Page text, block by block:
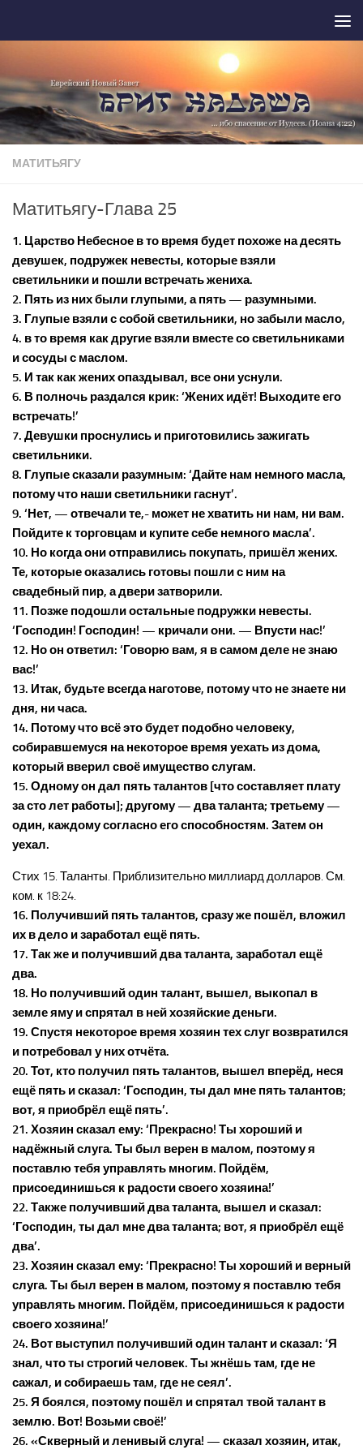
МАТИТЬЯГУ
Матитьягу-Глава 25
1. Царство Небесное в то время будет похоже на десять
девушек, подружек невесты, которые взяли
светильники и пошли встречать жениха.
2. Пять из них были глупыми, а пять — разумными.
3. Глупые взяли с собой светильники, но забыли масло,
4. в то время как другие взяли вместе со светильниками
и сосуды с маслом.
5. И так как жених опаздывал, все они уснули.
6. В полночь раздался крик: ‘Жених идёт! Выходите его
встречать!’
7. Девушки проснулись и приготовились зажигать
светильники.
8. Глупые сказали разумным: ‘Дайте нам немного масла,
потому что наши светильники гаснут’.
9. ‘Нет, — отвечали те,- может не хватить ни нам, ни вам.
Пойдите к торговцам и купите себе немного масла’.
10. Но когда они отправились покупать, пришёл жених.
Те, которые оказались готовы пошли с ним на
свадебный пир, а двери затворили.
11. Позже подошли остальные подружки невесты.
‘Господин! Господин! — кричали они. — Впусти нас!’
12. Но он ответил: ‘Говорю вам, я в самом деле не знаю
вас!’
13. Итак, будьте всегда наготове, потому что не знаете ни
дня, ни часа.
14. Потому что всё это будет подобно человеку,
собиравшемуся на некоторое время уехать из дома,
который вверил своё имущество слугам.
15. Одному он дал пять талантов [что составляет плату
за сто лет работы]; другому — два таланта; третьему —
один, каждому согласно его способностям. Затем он
уехал.
Стих 15. Таланты. Приблизительно миллиард долларов. См.
ком. к 18:24.
16. Получивший пять талантов, сразу же пошёл, вложил
их в дело и заработал ещё пять.
17. Так же и получивший два таланта, заработал ещё
два.
18. Но получивший один талант, вышел, выкопал в
земле яму и спрятал в ней хозяйские деньги.
19. Спустя некоторое время хозяин тех слуг возвратился
и потребовал у них отчёта.
20. Тот, кто получил пять талантов, вышел вперёд, неся
ещё пять и сказал: ‘Господин, ты дал мне пять талантов;
вот, я приобрёл ещё пять’.
21. Хозяин сказал ему: ‘Прекрасно! Ты хороший и
надёжный слуга. Ты был верен в малом, поэтому я
поставлю тебя управлять многим. Пойдём,
присоединишься к радости своего хозяина!’
22. Также получивший два таланта, вышел и сказал:
‘Господин, ты дал мне два таланта; вот, я приобрёл ещё
два’.
23. Хозяин сказал ему: ‘Прекрасно! Ты хороший и верный
слуга. Ты был верен в малом, поэтому я поставлю тебя
управлять многим. Пойдём, присоединишься к радости
своего хозяина!’
24. Вот выступил получивший один талант и сказал: ‘Я
знал, что ты строгий человек. Ты жнёшь там, где не
сажал, и собираешь там, где не сеял’.
25. Я боялся, поэтому пошёл и спрятал твой талант в
землю. Вот! Возьми своё!’
26. «Скверный и ленивый слуга! — сказал хозяин, итак,